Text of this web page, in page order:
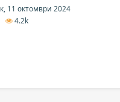
11 октомври 2024
4.2k